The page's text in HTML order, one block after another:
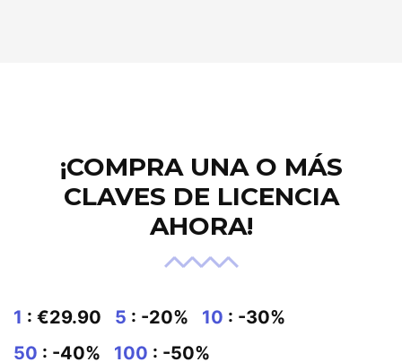
¡COMPRA UNA O MÁS
CLAVES DE LICENCIA
AHORA!
1 : €29.90 5 : -20% 10 : -30%
50 : -40% 100 : -50%